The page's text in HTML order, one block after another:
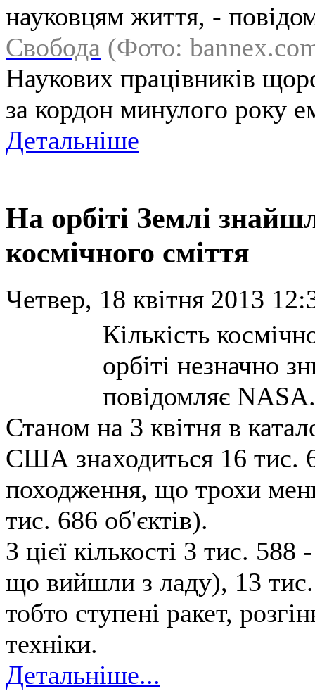
науковцям життя, -
Свобода (Фото:
Наукових працівників
за кордон минулого року
Детальніше
На орбіті Землі
космічного сміття
Четвер, 18 квітня 2013
Кількість
орбіті незначно
повідомляє NASA.
Станом на 3 квітня в
США знаходиться 16 тис.
походження, що трохи
тис. 686 об'єктів).
З цієї кількості 3 тис. 588
що вийшли з ладу), 13 тис.
тобто ступені ракет,
техніки.
Детальніше...